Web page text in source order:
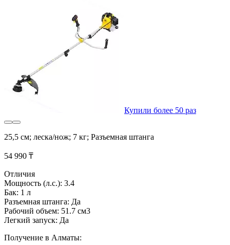
Купили более 50 раз
25,5 см; леска/нож; 7 кг; Разъемная штанга
54 990 ₸
Отличия
Мощность (л.с.): 3.4
Бак: 1 л
Разъемная штанга: Да
Рабочий объем: 51.7 см3
Легкий запуск: Да
Получение в Алматы: